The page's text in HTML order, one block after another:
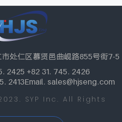
市处仁区慕贤邑曲岘路855号街7-5
2425 +82 31. 745. 2426
2413Email. sales@hjseng.com
SYP Inc. All Rights